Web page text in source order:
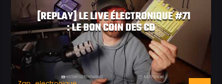
[REPLAY] LE LIVE ÉLECTRONIQUE #71
: LE BON COIN DES CD